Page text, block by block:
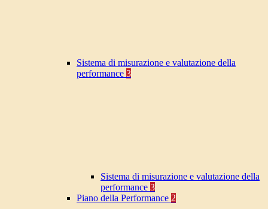
Sistema di misurazione e valutazione della
performance 3
Sistema di misurazione e valutazione della
performance 3
Piano della Performance 2